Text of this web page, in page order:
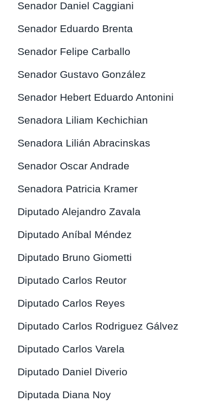
Senador Daniel Caggiani
Senador Eduardo Brenta
Senador Felipe Carballo
Senador Gustavo González
Senador Hebert Eduardo Antonini
Senadora Liliam Kechichian
Senadora Lilián Abracinskas
Senador Oscar Andrade
Senadora Patricia Kramer
Diputado Alejandro Zavala
Diputado Aníbal Méndez
Diputado Bruno Giometti
Diputado Carlos Reutor
Diputado Carlos Reyes
Diputado Carlos Rodriguez Gálvez
Diputado Carlos Varela
Diputado Daniel Diverio
Diputada Diana Noy